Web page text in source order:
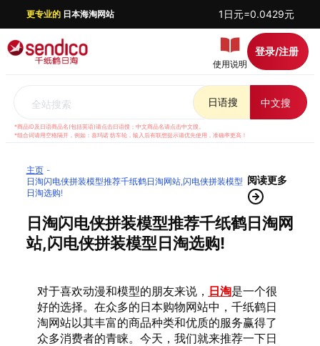
更专业的日本海淘网站 1日元=0.0429元
使用说明
登录/注册
全站搜索 日语搜 中文搜
*商品ID及日语商品名(包括英语)请点击日语搜；中文商品名请点击中文搜。
*组合词请用空格隔开，例如：喜玛诺 纺车轮，输入后有联想提示请优先使用，准确率更高！
主页
日淘闪电侠拼装模型推荐千纸鹤日淘网站,闪电侠拼装模型
日淘选购!
阅读更多
日淘闪电侠拼装模型推荐千纸鹤日淘网
站,闪电侠拼装模型日淘选购!
对于喜欢动漫和模型的朋友来说， 日淘是一个很
好的选择。在众多的日本购物网站中，千纸鹤日
淘网站以其丰富的商品种类和优质的服务赢得了
众多消费者的青睐。今天，我们就来推荐一下日